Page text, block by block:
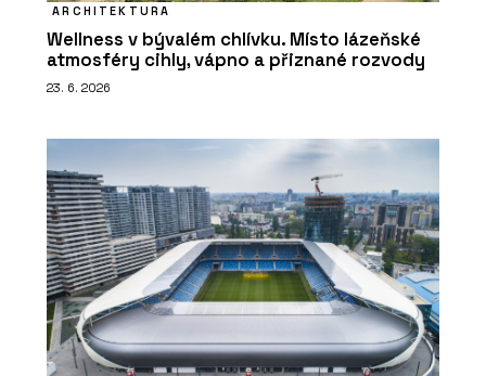
ARCHITEKTURA
Wellness v bývalém chlívku. Místo lázeňské
atmosféry cihly, vápno a přiznané rozvody
23. 6. 2026